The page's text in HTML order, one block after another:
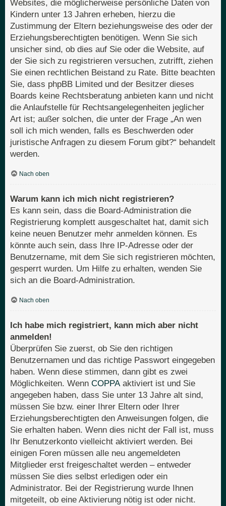
Websites, die möglicherweise persönliche Daten von
Kindern unter 13 Jahren erheben, hierzu die
Zustimmung der Eltern beziehungsweise des oder der
Erziehungsberechtigten benötigen. Wenn Sie sich
unsicher sind, ob dies auf Sie oder die Website, auf
der Sie sich zu registrieren versuchen, zutrifft, ziehen
Sie einen rechtlichen Beistand zu Rate. Bitte beachten
Sie, dass phpBB Limited und der Besitzer dieses
Boards keine Rechtsberatung anbieten kann und nicht
die Anlaufstelle für Rechtsangelegenheiten jeglicher
Art ist; außer solchen, die unter der Frage „An wen
soll ich mich wenden, falls es Beschwerden oder
juristische Anfragen zu diesem Forum gibt?“ behandelt
werden.
Nach oben
Warum kann ich mich nicht registrieren?
Es kann sein, dass die Board-Administration die
Registrierung komplett ausgeschaltet hat, damit sich
keine neuen Benutzer mehr anmelden können. Es
könnte auch sein, dass Ihre IP-Adresse oder der
Benutzername, mit dem Sie sich registrieren möchten,
gesperrt wurden. Um Hilfe zu erhalten, wenden Sie
sich an die Board-Administration.
Nach oben
Ich habe mich registriert, kann mich aber nicht
anmelden!
Überprüfen Sie zuerst, ob Sie den richtigen
Benutzernamen und das richtige Passwort eingegeben
haben. Wenn diese stimmen, dann gibt es zwei
Möglichkeiten. Wenn COPPAaktiviert ist und Sie
angegeben haben, dass Sie unter 13 Jahre alt sind,
müssen Sie bzw. einer Ihrer Eltern oder Ihrer
Erziehungsberechtigten den Anweisungen folgen, die
Sie erhalten haben. Wenn dies nicht der Fall ist, muss
Ihr Benutzerkonto vielleicht aktiviert werden. Bei
einigen Foren müssen alle neu angemeldeten
Mitglieder erst freigeschaltet werden – entweder
müssen Sie dies selbst erledigen oder ein
Administrator. Bei der Registrierung wurde Ihnen
mitgeteilt, ob eine Aktivierung nötig ist oder nicht.